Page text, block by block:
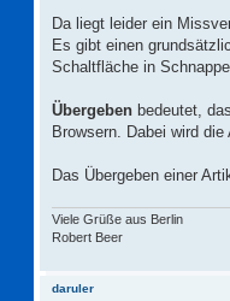
i
r
a
Da liegt leider ein
Es gibt einen
Schaltfläche in
Übergeben bedeutet,
Browsern. Dabei wird
Das Übergeben einer
Viele Grüße aus Berlin
Robert Beer
daruler